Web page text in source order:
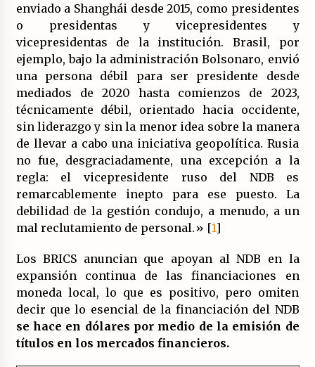
enviado a Shanghái desde 2015, como presidentes
o presidentas y vicepresidentes y
vicepresidentas de la institución. Brasil, por
ejemplo, bajo la administración Bolsonaro, envió
una persona débil para ser presidente desde
mediados de 2020 hasta comienzos de 2023,
técnicamente débil, orientado hacia occidente,
sin liderazgo y sin la menor idea sobre la manera
de llevar a cabo una iniciativa geopolítica. Rusia
no fue, desgraciadamente, una excepción a la
regla: el vicepresidente ruso del NDB es
remarcablemente inepto para ese puesto. La
debilidad de la gestión condujo, a menudo, a un
mal reclutamiento de personal.» [1]
Los BRICS anuncian que apoyan al NDB en la
expansión continua de las financiaciones en
moneda local, lo que es positivo, pero omiten
decir que lo esencial de la financiación del NDB
se hace en dólares por medio de la emisión de
títulos en los mercados financieros.